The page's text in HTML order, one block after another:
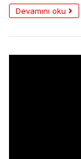
Devamını oku